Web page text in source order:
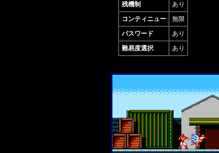
残機制
あり
コンティニュー
無限
パスワード
あり
難易度選択
あり